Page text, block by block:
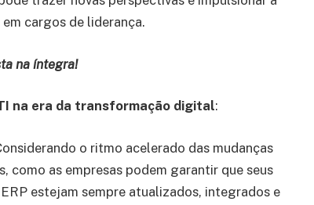
cargos de liderança.
na íntegra!
na era da transformação digital:
o ritmo acelerado das mudanças
como as empresas podem garantir que seus
estejam sempre atualizados, integrados e